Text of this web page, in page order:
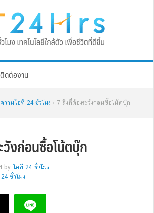
ติดต่องาน
วามไอที 24 ชั่วโมง › 7 สิ่งที่ต้องระวังก่อนซื้อโน้ตบุ๊ก
งก่อนซื้อโน้ตบุ๊ก
by ไอที 24 ชั่วโมง
ชั่วโมง